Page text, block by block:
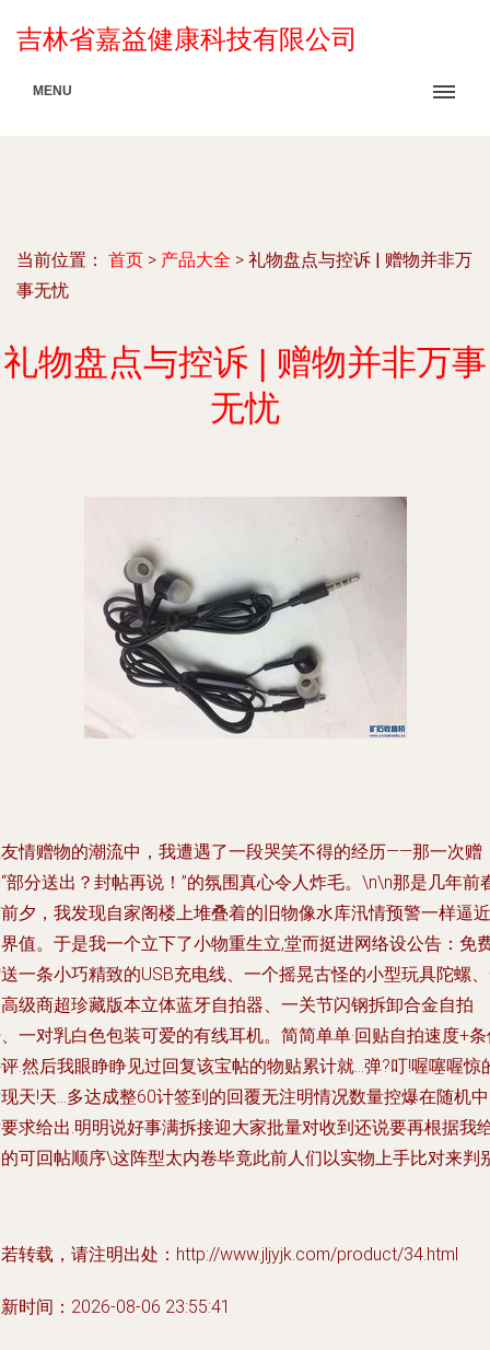
吉林省嘉益健康科技有限公司
MENU
当前位置： 首页 > 产品大全 > 礼物盘点与控诉 | 赠物并非万
事无忧
礼物盘点与控诉 | 赠物并非万事
无忧
情赠物的潮流中，我遭遇了一段哭笑不得的经历——那一次赠
部分送出？封帖再说！”的氛围真心令人炸毛。\n\n那是几年前
夕，我发现自家阁楼上堆叠着的旧物像水库汛情预警一样逼近
值。于是我一个立下了小物重生立,堂而挺进网络设公告：免
一条小巧精致的USB充电线、一个摇晃古怪的小型玩具陀螺
级商超珍藏版本立体蓝牙自拍器、一关节闪钢拆卸合金自拍
一对乳白色包装可爱的有线耳机。简简单单·回贴自拍速度+
.然后我眼睁睁见过回复该宝帖的物贴累计就...弹?叮!喔噻喔惊
天!天...多达成整60计签到的回覆无注明情况数量控爆在随机
求给出.明明说好事满拆接迎大家批量对收到还说要再根据我
可回帖顺序\这阵型太内卷毕竟此前人们以实物上手比对来判
转载，请注明出处：http://www.jljyjk.com/product/34.html
时间：2026-08-06 23:55:41